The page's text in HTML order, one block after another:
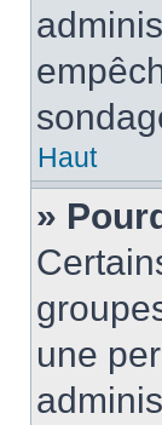
Haut
»
une